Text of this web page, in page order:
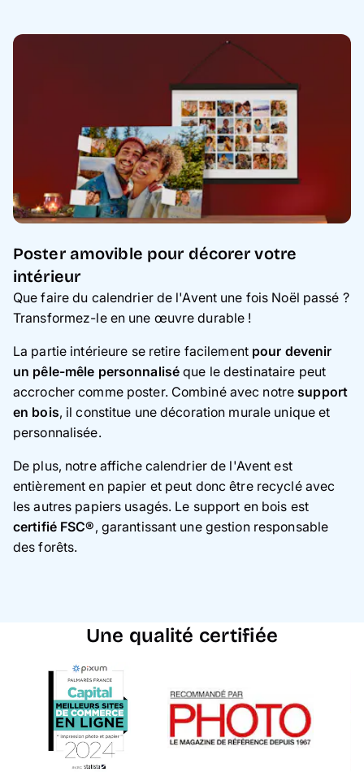
Poster amovible pour décorer votre
intérieur
Que faire du calendrier de l'Avent une fois Noël passé ?
Transformez-le en une œuvre durable !
La partie intérieure se retire facilement pour devenir
un pêle-mêle personnalisé que le destinataire peut
accrocher comme poster. Combiné avec notresupport
en bois, il constitue une décoration murale unique et
personnalisée.
De plus, notre affiche calendrier de l'Avent est
entièrement en papier et peut donc être recyclé avec
les autres papiers usagés. Le support en bois est
certifié FSC®, garantissant une gestion responsable
des forêts.
Une qualité certifiée